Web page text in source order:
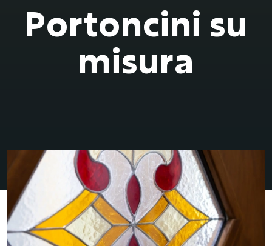
Portoncini su
misura